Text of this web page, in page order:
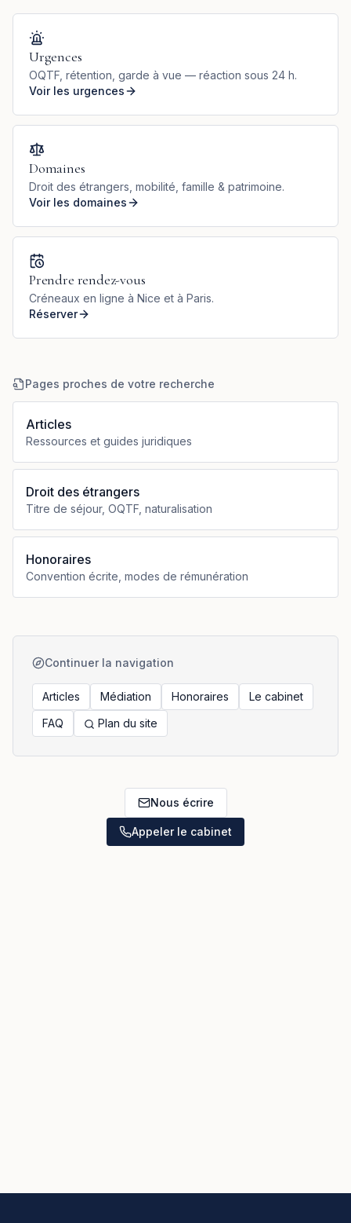
Urgences
OQTF, rétention, garde à vue — réaction sous 24 h.
Voir les urgences
Domaines
Droit des étrangers, mobilité, famille & patrimoine.
Voir les domaines
Prendre rendez-vous
Créneaux en ligne à Nice et à Paris.
Réserver
Pages proches de votre recherche
Articles
Ressources et guides juridiques
Droit des étrangers
Titre de séjour, OQTF, naturalisation
Honoraires
Convention écrite, modes de rémunération
Continuer la navigation
Articles Médiation Honoraires
Le cabinet
FAQ
Plan du site
Nous écrire
Appeler le cabinet